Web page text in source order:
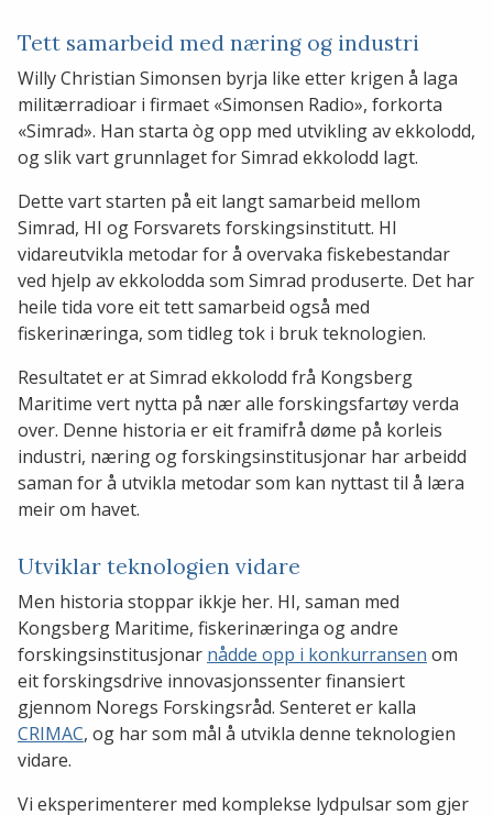
Tett samarbeid med næring og industri
Willy Christian Simonsen byrja like etter krigen å laga
militærradioar i firmaet «Simonsen Radio», forkorta
«Simrad». Han starta òg opp med utvikling av ekkolodd,
og slik vart grunnlaget for Simrad ekkolodd lagt.
Dette vart starten på eit langt samarbeid mellom
Simrad, HI og Forsvarets forskingsinstitutt. HI
vidareutvikla metodar for å overvaka fiskebestandar
ved hjelp av ekkolodda som Simrad produserte. Det har
heile tida vore eit tett samarbeid også med
fiskerinæringa, som tidleg tok i bruk teknologien.
Resultatet er at Simrad ekkolodd frå Kongsberg
Maritime vert nytta på nær alle forskingsfartøy verda
over. Denne historia er eit framifrå døme på korleis
industri, næring og forskingsinstitusjonar har arbeidd
saman for å utvikla metodar som kan nyttast til å læra
meir om havet.
Utviklar teknologien vidare
Men historia stoppar ikkje her. HI, saman med
Kongsberg Maritime, fiskerinæringa og andre
forskingsinstitusjonar nådde opp i konkurransen om
eit forskingsdrive innovasjonssenter finansiert
gjennom Noregs Forskingsråd. Senteret er kalla
CRIMAC, og har som mål å utvikla denne teknologien
vidare.
Vi eksperimenterer med komplekse lydpulsar som gjer